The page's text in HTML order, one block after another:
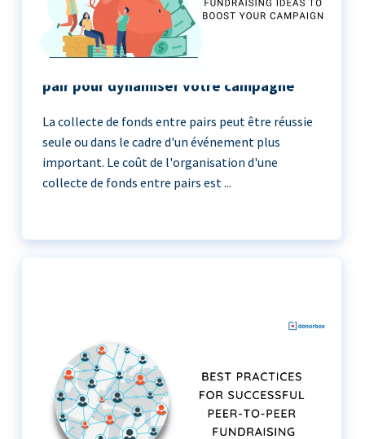
pair pour dynamiser votre campagne
La collecte de fonds entre pairs peut être réussie
seule ou dans le cadre d'un événement plus
important. Le coût de l'organisation d'une
collecte de fonds entre pairs est ...